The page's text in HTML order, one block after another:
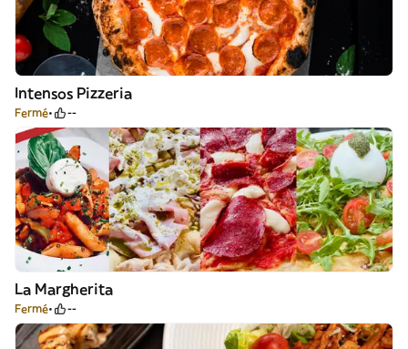
Intensos Pizzeria
Fermé --
La Margherita
Fermé --